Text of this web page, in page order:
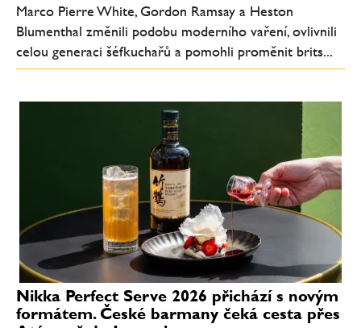
Marco Pierre White, Gordon Ramsay a Heston
Blumenthal změnili podobu moderního vaření, ovlivnili
celou generaci šéfkuchařů a pomohli proměnit brits...
Nikka Perfect Serve 2026 přichází s novým
formátem. České barmany čeká cesta přes